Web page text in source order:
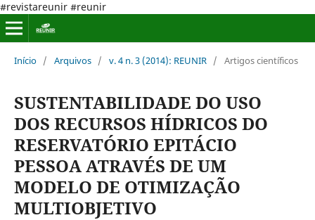
#revistareunir #reunir
Início / Arquivos / v. 4 n. 3 (2014): REUNIR / Artigos científicos
SUSTENTABILIDADE DO USO
DOS RECURSOS HÍDRICOS DO
RESERVATÓRIO EPITÁCIO
PESSOA ATRAVÉS DE UM
MODELO DE OTIMIZAÇÃO
MULTIOBJETIVO